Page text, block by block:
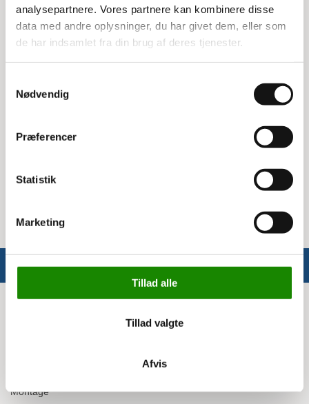
analysepartnere. Vores partnere kan kombinere disse
data med andre oplysninger, du har givet dem, eller som
de har indsamlet fra din brug af deres tjenester.
Nødvendig
Præferencer
Statistik
Marketing
Tillad alle
Tillad valgte
Afvis
Kombimundstykket er nemt at bruge og sikrer en effektiv
rengøring. Det er designet til at passe perfekt til Nilfisk
GD930, hvilket gør det til et uundværligt tilbehør for din
støvsuger. Med dette mundstykke kan du nemt skifte
Specifikationer
Passer til: Nilfisk professionel støvsuger model GD930
Farve: Sort
Montage